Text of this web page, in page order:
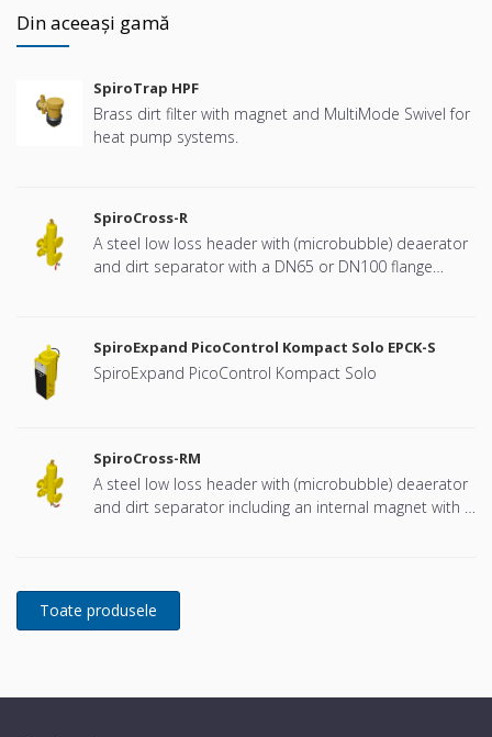
Din aceeași gamă
SpiroTrap HPF
Brass dirt filter with magnet and MultiMode Swivel for
heat pump systems.
SpiroCross-R
A steel low loss header with (microbubble) deaerator
and dirt separator with a DN65 or DN100 flange
SpiroExpand PicoControl Kompact Solo EPCK-S
SpiroExpand PicoControl Kompact Solo
SpiroCross-RM
A steel low loss header with (microbubble) deaerator
and dirt separator including an internal magnet with a